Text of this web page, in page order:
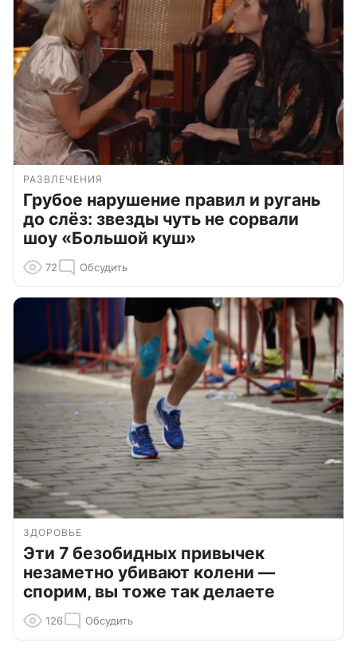
РАЗВЛЕЧЕНИЯ
Грубое нарушение правил и ругань
до слёз: звезды чуть не сорвали
шоу «Большой куш»
72 Обсудить
ЗДОРОВЬЕ
Эти 7 безобидных привычек
незаметно убивают колени —
спорим, вы тоже так делаете
126 Обсудить